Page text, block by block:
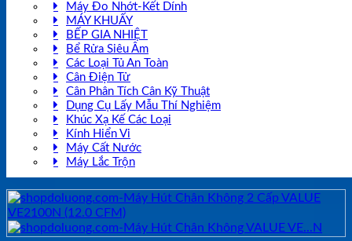
Máy Đo Nhớt-Kết Dính
MÁY KHUẤY
BẾP GIA NHIỆT
Bể Rửa Siêu Âm
Các Loại Tủ An Toàn
Cân Điện Tử
Cân Phân Tích Cân Kỹ Thuật
Dụng Cụ Lấy Mẫu Thí Nghiệm
Khúc Xạ Kế Các Loại
Kính Hiển Vi
Máy Cất Nước
Máy Lắc Trộn